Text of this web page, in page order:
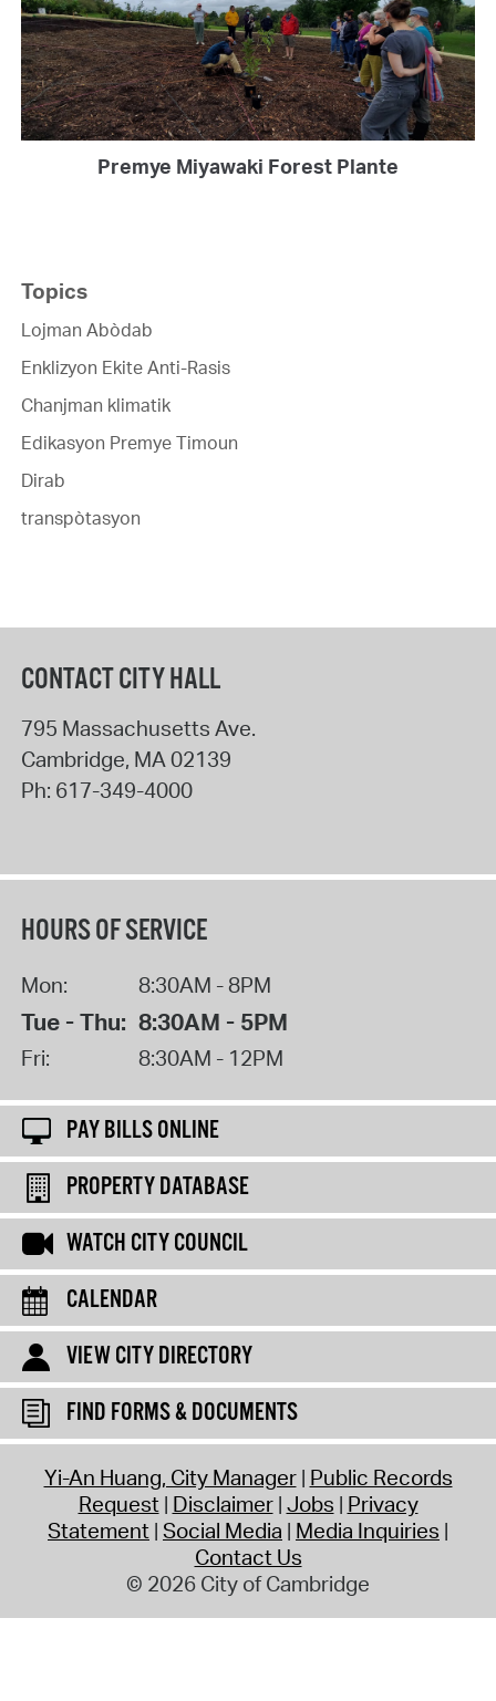
Premye Miyawaki Forest Plante
Topics
Lojman Abòdab
Enklizyon Ekite Anti-Rasis
Chanjman klimatik
Edikasyon Premye Timoun
Dirab
transpòtasyon
CONTACT CITY HALL
795 Massachusetts Ave.
Cambridge, MA02139
Ph: 617-349-4000
HOURS OF SERVICE
Mon: 8:30AM - 8PM
Tue - Thu: 8:30AM - 5PM
Fri: 8:30AM - 12PM
PAY BILLS ONLINE
PROPERTY DATABASE
WATCH CITY COUNCIL
CALENDAR
VIEW CITY DIRECTORY
FIND FORMS & DOCUMENTS
Yi-An Huang, City Manager Public Records
Request Disclaimer Jobs Privacy
Statement Social Media Media Inquiries
Contact Us
© 2026 City of Cambridge